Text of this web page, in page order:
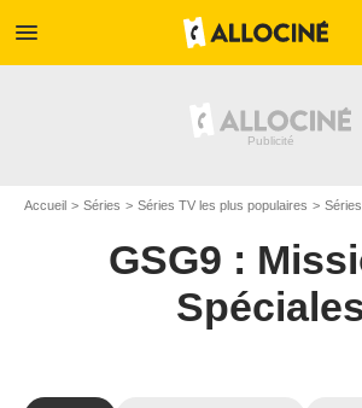
menu
Accueil Séries Séries TV les plus populaires
GSG9 :